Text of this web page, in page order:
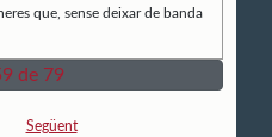
que, sense deixar de banda
de 79
Següent